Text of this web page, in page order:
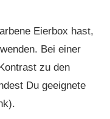
Eierbox hast,
Bei einer
zu den
Du geeignete